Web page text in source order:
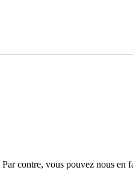
Par contre, vous pouvez nous en